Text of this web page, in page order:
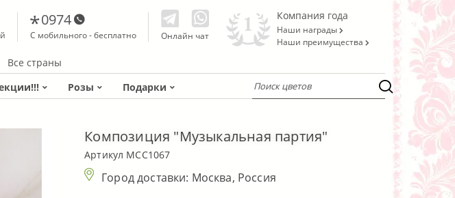
0974
С мобильного - бесплатно Онлайн чат
Компания года
Наши награды
Наши преимущества
Все страны
Розы Подарки
Композиция "Музыкальная партия"
Артикул MCC1067
Город доставки: Москва, Россия